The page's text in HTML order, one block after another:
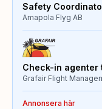
Safety
Amapola Flyg AB
Check-in agenter
Grafair Flight
Annonsera här